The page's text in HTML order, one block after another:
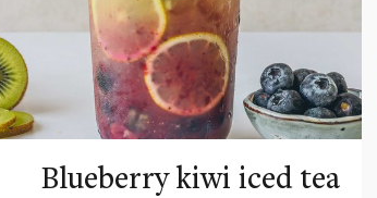
Blueberry kiwi iced tea